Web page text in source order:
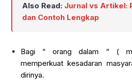
Also Read: Jurnal vs Artikel:
dan Contoh Lengkap
Bagi “ orang dalam “ (
memperkuat kesadaran
dirinya.